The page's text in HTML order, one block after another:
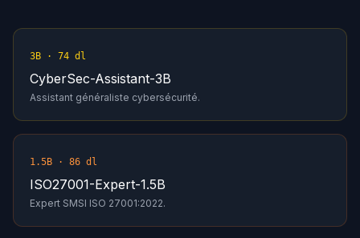
3B · 74 dl
CyberSec-Assistant-3B
Assistant généraliste cybersécurité.
1.5B · 86 dl
ISO27001-Expert-1.5B
Expert SMSI ISO 27001:2022.